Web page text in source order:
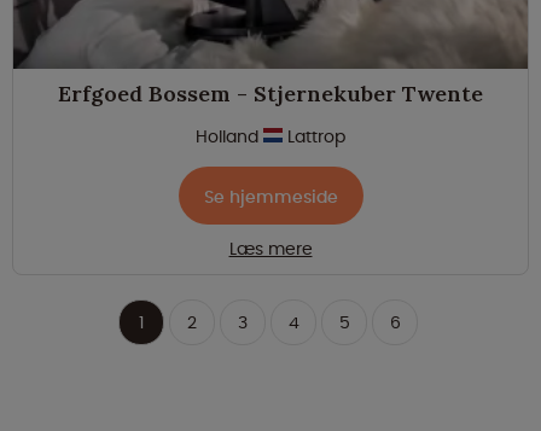
Erfgoed Bossem - Stjernekuber Twente
Holland Lattrop
Se hjemmeside
Læs mere
1 2 3 4 5 6